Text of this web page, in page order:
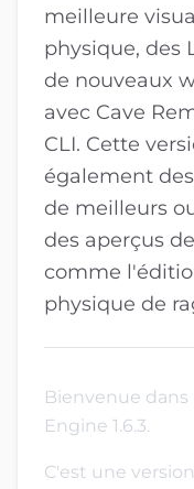
meilleure
physique, des
de nouveaux
avec Cave
CLI. Cette
également
de meilleurs
des aperçus
comme
physique de
Bienvenue dans
Engine 1.6.3.
C'est une